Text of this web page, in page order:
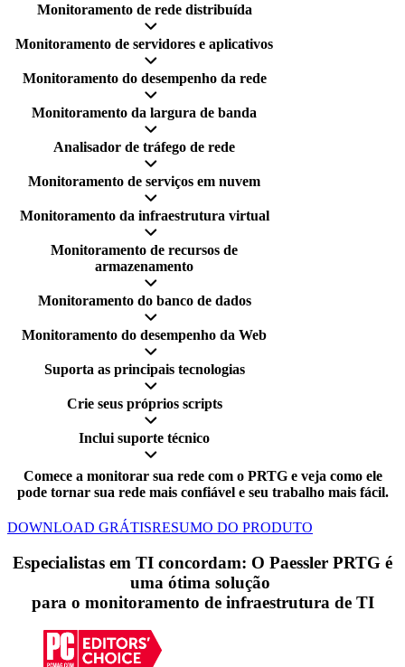
Monitoramento de rede distribuída
Monitoramento de servidores e aplicativos
Monitoramento do desempenho da rede
Monitoramento da largura de banda
Analisador de tráfego de rede
Monitoramento de serviços em nuvem
Monitoramento da infraestrutura virtual
Monitoramento de recursos de
armazenamento
Monitoramento do banco de dados
Monitoramento do desempenho da Web
Suporta as principais tecnologias
Crie seus próprios scripts
Inclui suporte técnico
Comece a monitorar sua rede com o PRTG e veja como ele
pode tornar sua rede mais confiável e seu trabalho mais fácil.
DOWNLOAD GRÁTISRESUMO DO PRODUTO
Especialistas em TI concordam: O Paessler PRTG é
uma ótima solução
para o monitoramento de infraestrutura de TI